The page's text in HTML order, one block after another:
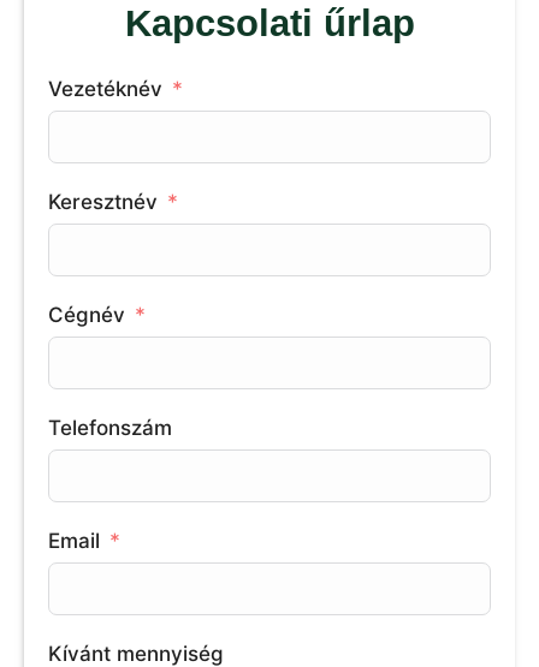
Kapcsolati űrlap
Vezetéknév
Keresztnév
Cégnév
Telefonszám
Email
Kívánt mennyiség